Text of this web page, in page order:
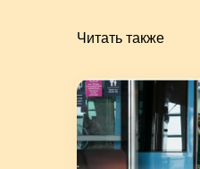
Читать также